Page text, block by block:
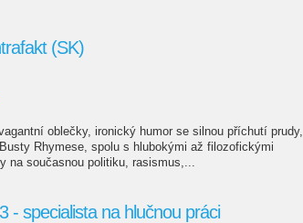
(SK)
oblečky, ironický humor se silnou příchutí prudy,
Rhymese, spolu s hlubokými až filozofickými
na současnou politiku, rasismus,...
- specialista na hlučnou práci